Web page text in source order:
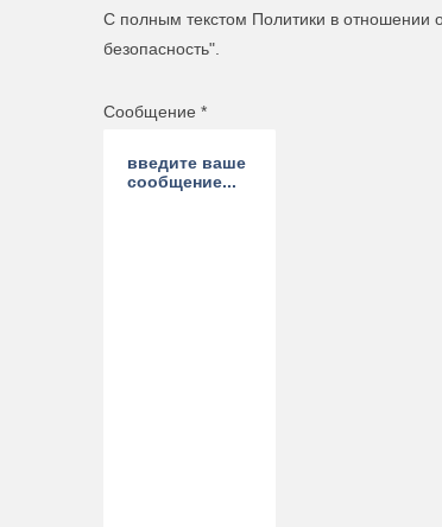
С полным текстом Политики в отношении
безопасность".
Сообщение *